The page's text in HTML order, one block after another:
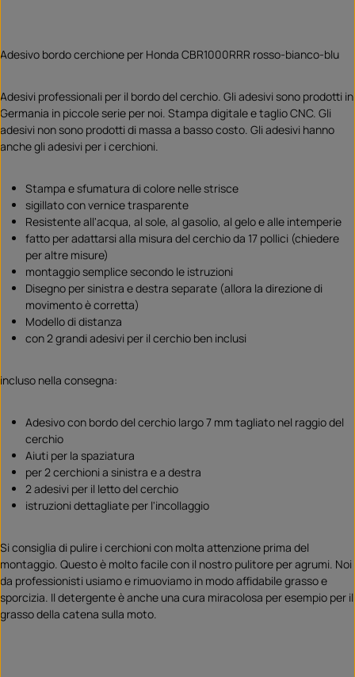
Adesivo bordo cerchione per Honda CBR1000RRR rosso-bianco-blu
Adesivi professionali per il bordo del cerchio. Gli adesivi sono prodotti in
Germania in piccole serie per noi. Stampa digitale e taglio CNC. Gli
adesivi non sono prodotti di massa a basso costo. Gli adesivi hanno
anche gli adesivi per i cerchioni.
Stampa e sfumatura di colore nelle strisce
sigillato con vernice trasparente
Resistente all'acqua, al sole, al gasolio, al gelo e alle intemperie
fatto per adattarsi alla misura del cerchio da 17 pollici (chiedere
per altre misure)
montaggio semplice secondo le istruzioni
Disegno per sinistra e destra separate (allora la direzione di
movimento è corretta)
Modello di distanza
con 2 grandi adesivi per il cerchio ben inclusi
incluso nella consegna:
Adesivo con bordo del cerchio largo 7 mm tagliato nel raggio del
cerchio
Aiuti per la spaziatura
per 2 cerchioni a sinistra e a destra
2 adesivi per il letto del cerchio
istruzioni dettagliate per l'incollaggio
Si consiglia di pulire i cerchioni con molta attenzione prima del
montaggio. Questo è molto facile con il nostro pulitore per agrumi. Noi
da professionisti usiamo e rimuoviamo in modo affidabile grasso e
sporcizia. Il detergente è anche una cura miracolosa per esempio per il
grasso della catena sulla moto.